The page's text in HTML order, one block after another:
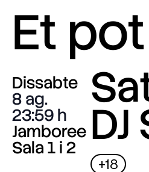
Et
Dissabte
8 ag.
23:59
Jamboree
Sala 1 i 2
+18